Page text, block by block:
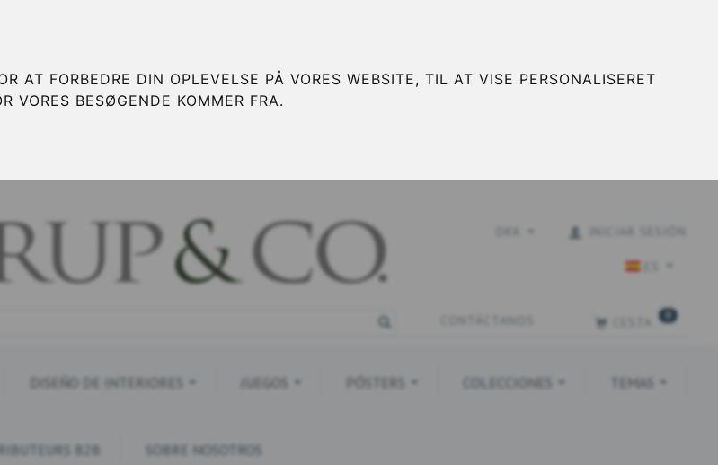
AT FORBEDRE DIN OPLEVELSE PÅ VORES WEBSITE, TIL AT VISE PERSONALISERET
VORES BESØGENDE KOMMER FRA.
DISEÑO DE INTERIORES JUEGOS PÓSTERS COLECCIONES TEMAS
B2B SOBRE NOSOTROS